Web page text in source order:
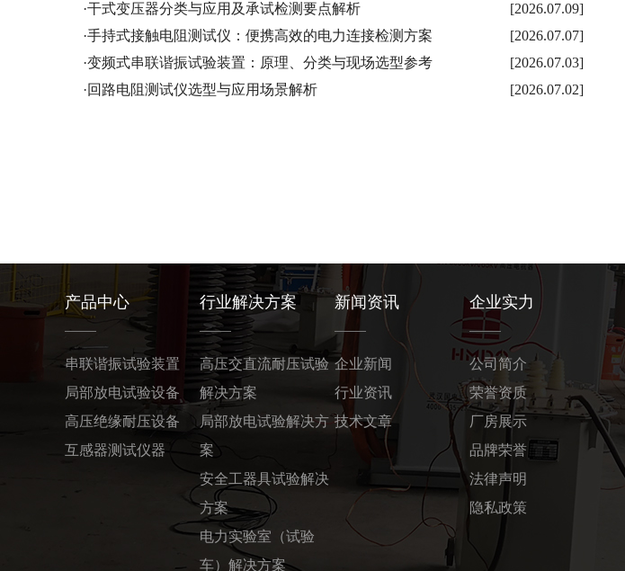
·干式变压器分类与应用及承试检测要点解析 [2026.07.09]
·手持式接触电阻测试仪：便携高效的电力连接检测方案 [2026.07.07]
·变频式串联谐振试验装置：原理、分类与现场选型参考 [2026.07.03]
·回路电阻测试仪选型与应用场景解析 [2026.07.02]
产品中心
串联谐振试验装置
局部放电试验设备
高压绝缘耐压设备
互感器测试仪器
行业解决方案
高压交直流耐压试验
解决方案
局部放电试验解决方
案
安全工器具试验解决
方案
电力实验室（试验
车）解决方案
新闻资讯
企业新闻
行业资讯
技术文章
企业实力
公司简介
荣誉资质
厂房展示
品牌荣誉
法律声明
隐私政策